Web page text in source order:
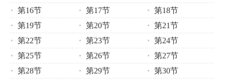
第16节
第17节
第18节
第19节
第20节
第21节
第22节
第23节
第24节
第25节
第26节
第27节
第28节
第29节
第30节